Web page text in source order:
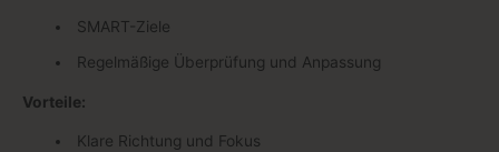
SMART-Ziele
Regelmäßige Überprüfung und Anpassung
Vorteile:
Klare Richtung und Fokus